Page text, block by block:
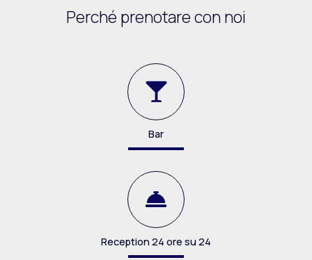
Perché prenotare con noi
Bar
Reception 24 ore su 24